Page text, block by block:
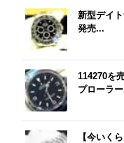
新型デイ
発売...
114270を
プローラ
【今いく